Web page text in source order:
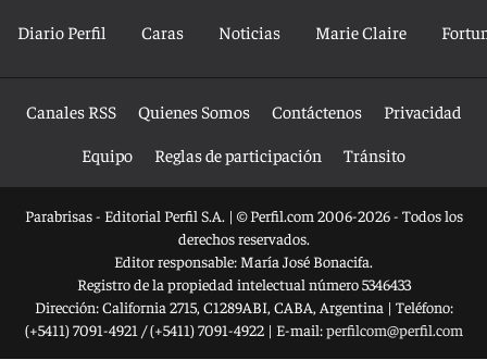
Diario Perfil Caras Noticias Marie Claire
Canales RSS Quienes Somos Contáctenos
Privacidad
Equipo
Reglas de participación Tránsito
Parabrisas - Editorial Perfil S.A. | © Perfil.com 2006-2026 - Todos los
derechos reservados.
Editor responsable: María José Bonacifa.
Registro de la propiedad intelectual número 5346433
Dirección:California 2715, C1289ABI, CABA, Argentina | Teléfono:
(+5411) 7091-4921 /(+5411) 7091-4922| E-mail:perfilcom@perfil.com